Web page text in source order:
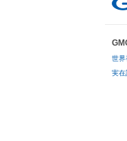
世界
実在